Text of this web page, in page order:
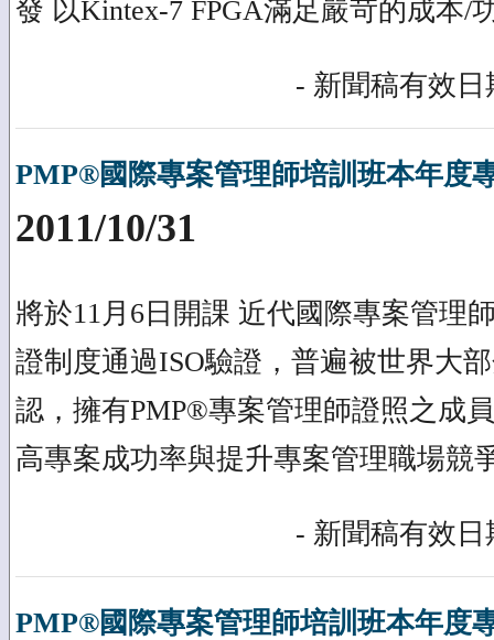
發 以Kintex-7 FPGA滿足嚴苛的成本/
- 新聞稿有效日
PMP®國際專案管理師培訓班本年度
2011/10/31
將於11月6日開課 近代國際專案管理
證制度通過ISO驗證，普遍被世界大
認，擁有PMP®專案管理師證照之成
高專案成功率與提升專案管理職場競
- 新聞稿有效日
PMP®國際專案管理師培訓班本年度